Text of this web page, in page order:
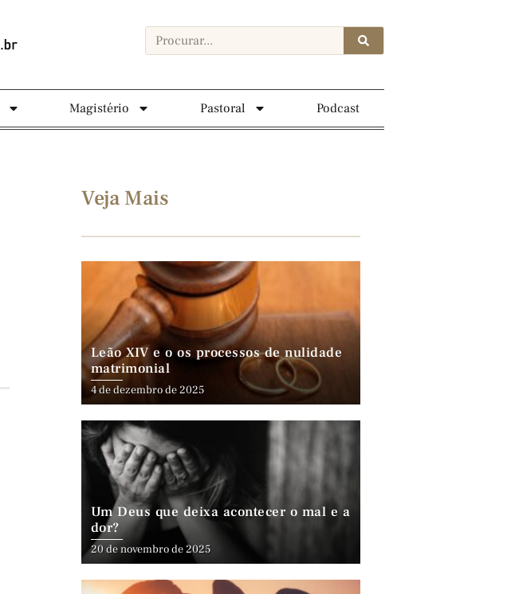
Magistério Pastoral Podcast
Veja Mais
Leão XIV e o os processos de nulidade
matrimonial
4 de dezembro de 2025
Um Deus que deixa acontecer o mal e a
dor?
20 de novembro de 2025